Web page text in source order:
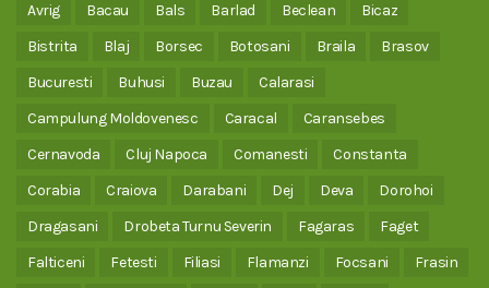
Avrig
Bacau Bals Barlad Beclean
Bicaz
Bistrita
Blaj Borsec Botosani Braila
Brasov
Bucuresti
Buhusi Buzau
Calarasi
Campulung Moldovenesc
Caracal
Caransebes
Cernavoda
Cluj Napoca Comanesti
Constanta
Corabia
Craiova Darabani Dej Deva
Dorohoi
Dragasani
Drobeta Turnu Severin Fagaras
Faget
Falticeni
Fetesti Filiasi Flamanzi Focsani
Frasin